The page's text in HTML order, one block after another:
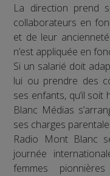
La direction prend
collaborateurs en
et de leur
n’est appliquée en
Si un salarié doit
lui ou prendre des
ses enfants, qu’il
Blanc Médias
ses charges
Radio Mont Blanc
journée
femmes